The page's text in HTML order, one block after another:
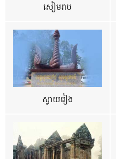
សៀមរាប
ស្វាយរៀង